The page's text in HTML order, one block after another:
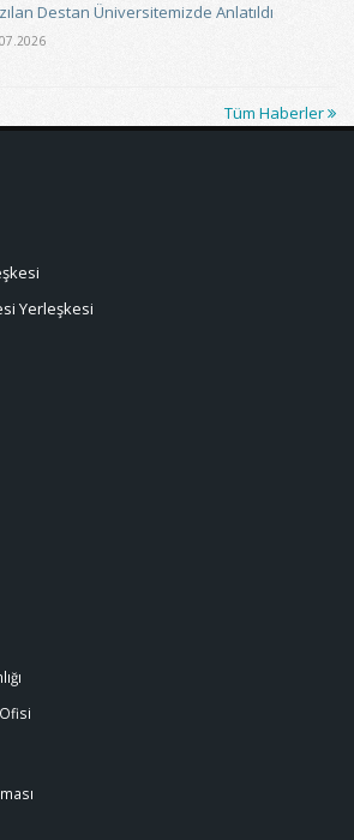
Destan Üniversitemizde Anlatıldı
Tüm Haberler
Yerleşkesi